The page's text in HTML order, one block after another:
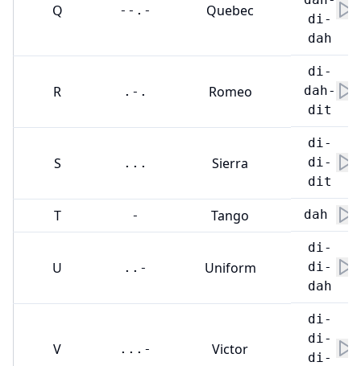
Q --.- Quebec
di-
dah
R .-. Romeo
di-
dah-
dit
S ... Sierra
di-
di-
dit
T - Tango dah
U ..- Uniform
di-
di-
dah
V ...- Victor
di-
di-
di-